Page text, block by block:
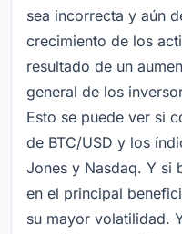
sea incorrecta y aún
crecimiento de los
resultado de un
general de los
Esto se puede ver si
de BTC/USD y los
Jones y Nasdaq. Y si
en el principal
su mayor volatilidad.